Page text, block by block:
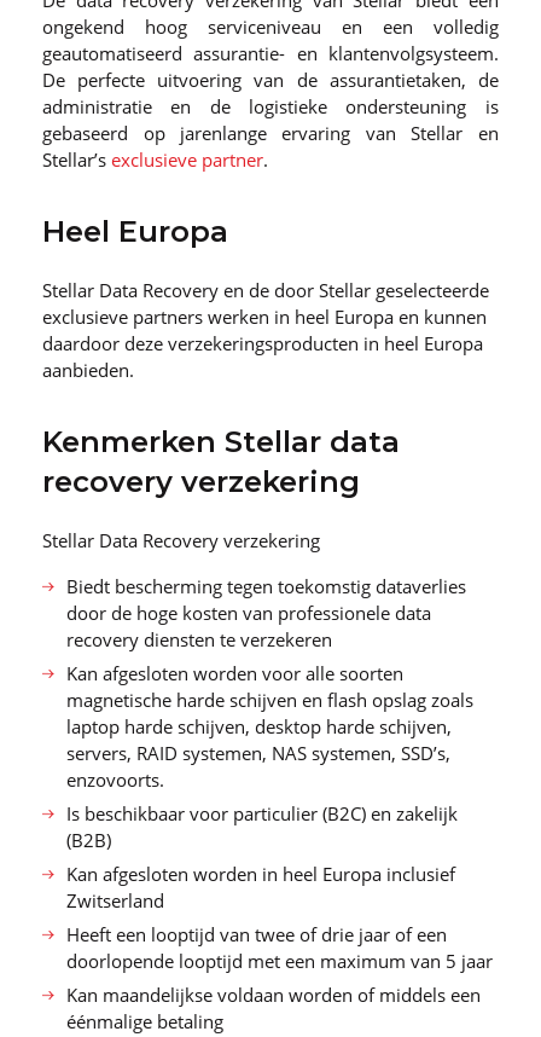
ongekend hoog serviceniveau en een volledig
geautomatiseerd assurantie- en klantenvolgsysteem.
De perfecte uitvoering van de assurantietaken, de
administratie en de logistieke ondersteuning is
gebaseerd op jarenlange ervaring van Stellar en
Stellar’sexclusieve partner.
Heel Europa
Stellar Data Recovery en de door Stellar geselecteerde
exclusieve partners werken in heel Europa en kunnen
daardoor deze verzekeringsproducten in heel Europa
aanbieden.
Kenmerken Stellar data
recovery verzekering
Stellar Data Recovery verzekering
Biedt bescherming tegen toekomstig dataverlies
door de hoge kosten van professionele data
recovery diensten te verzekeren
Kan afgesloten worden voor alle soorten
magnetische harde schijven en flash opslag zoals
laptop harde schijven, desktop harde schijven,
servers, RAID systemen, NAS systemen, SSD’s,
enzovoorts.
Is beschikbaar voor particulier (B2C) en zakelijk
(B2B)
Kan afgesloten worden in heel Europa inclusief
Zwitserland
Heeft een looptijd van twee of drie jaar of een
doorlopende looptijd met een maximum van 5 jaar
Kan maandelijkse voldaan worden of middels een
éénmalige betaling